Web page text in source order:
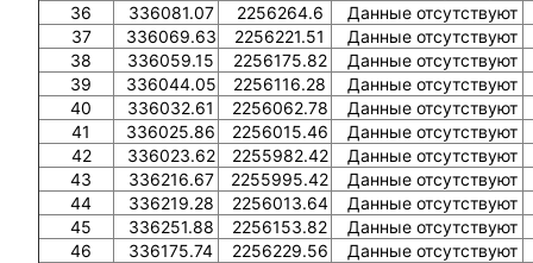
36
336081.07 2256264.6
Данные отсутствуют
37
336069.63 2256221.51
Данные отсутствуют
38
336059.15 2256175.82
Данные отсутствуют
39
336044.05 2256116.28
Данные отсутствуют
40
336032.61 2256062.78
Данные отсутствуют
41
336025.86 2256015.46
Данные отсутствуют
42
336023.62 2255982.42
Данные отсутствуют
43
336216.67 2255995.42
Данные отсутствуют
44
336219.28 2256013.64
Данные отсутствуют
45
336251.88 2256153.82
Данные отсутствуют
46
336175.74 2256229.56
Данные отсутствуют